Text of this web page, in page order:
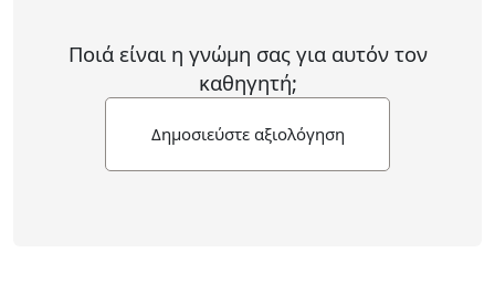
Ποιά είναι η γνώμη σας για αυτόν τον
καθηγητή;
Δημοσιεύστε αξιολόγηση